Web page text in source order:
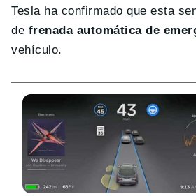
Tesla ha confirmado que esta
de frenada automática de
vehículo.